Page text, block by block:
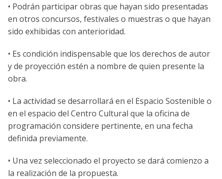
• Podrán participar obras que hayan sido presentadas
en otros concursos, festivales o muestras o que hayan
sido exhibidas con anterioridad.
• Es condición indispensable que los derechos de autor
y de proyección estén a nombre de quien presente la
obra.
• La actividad se desarrollará en el Espacio Sostenible o
en el espacio del Centro Cultural que la oficina de
programación considere pertinente, en una fecha
definida previamente.
• Una vez seleccionado el proyecto se dará comienzo a
la realización de la propuesta.